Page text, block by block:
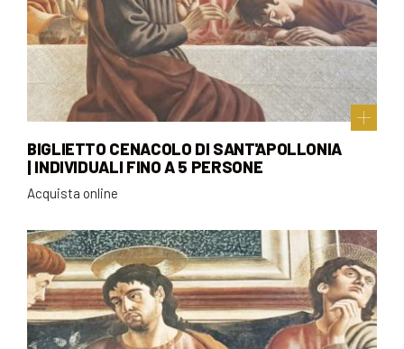
BIGLIETTO CENACOLO DI SANT'APOLLONIA
| INDIVIDUALI FINO A 5 PERSONE
Acquista online